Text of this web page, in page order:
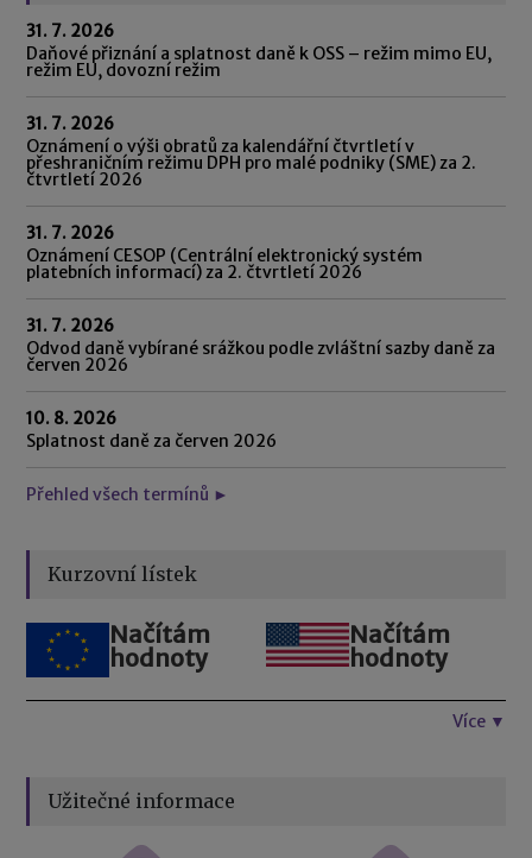
31. 7. 2026
Daňové přiznání a splatnost daně k OSS – režim mimo EU,
režim EU, dovozní režim
31. 7. 2026
Oznámení o výši obratů za kalendářní čtvrtletí v
přeshraničním režimu DPH pro malé podniky (SME) za 2.
čtvrtletí 2026
31. 7. 2026
Oznámení CESOP (Centrální elektronický systém
platebních informací) za 2. čtvrtletí 2026
31. 7. 2026
Odvod daně vybírané srážkou podle zvláštní sazby daně za
červen 2026
10. 8. 2026
Splatnost daně za červen 2026
Přehled všech termínů ►
Kurzovní lístek
Načítám
hodnoty
Načítám
hodnoty
Více ▼
Užitečné informace